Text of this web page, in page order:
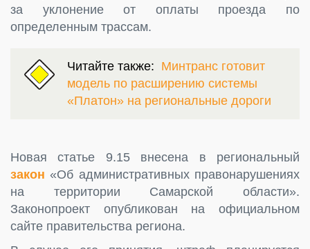
за уклонение от оплаты проезда по
определенным трассам.
Читайте также: Минтранс готовит
модель по расширению системы
«Платон» на региональные дороги
Новая статье 9.15 внесена в региональный
закон «Об административных правонарушениях
на территории Самарской области».
Законопроект опубликован на официальном
сайте правительства региона.